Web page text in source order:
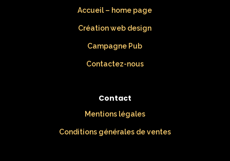
Accueil – home page
Création web design
Campagne Pub
Contactez-nous
Contact
Mentions légales
Conditions générales de ventes